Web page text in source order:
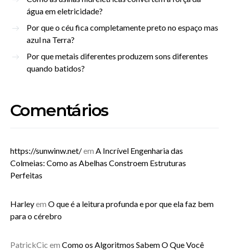
água em eletricidade?
Por que o céu fica completamente preto no espaço mas
azul na Terra?
Por que metais diferentes produzem sons diferentes
quando batidos?
Comentários
https://sunwinw.net/em A Incrível Engenharia das
Colmeias: Como as Abelhas Constroem Estruturas
Perfeitas
Harleyem O que é a leitura profunda e por que ela faz bem
para o cérebro
PatrickCic em Como os Algoritmos Sabem O Que Você